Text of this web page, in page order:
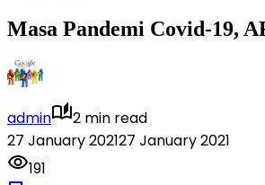
Masa Pandemi Covid-19,
admin
2 min read
27 January 202127 January 2021
191